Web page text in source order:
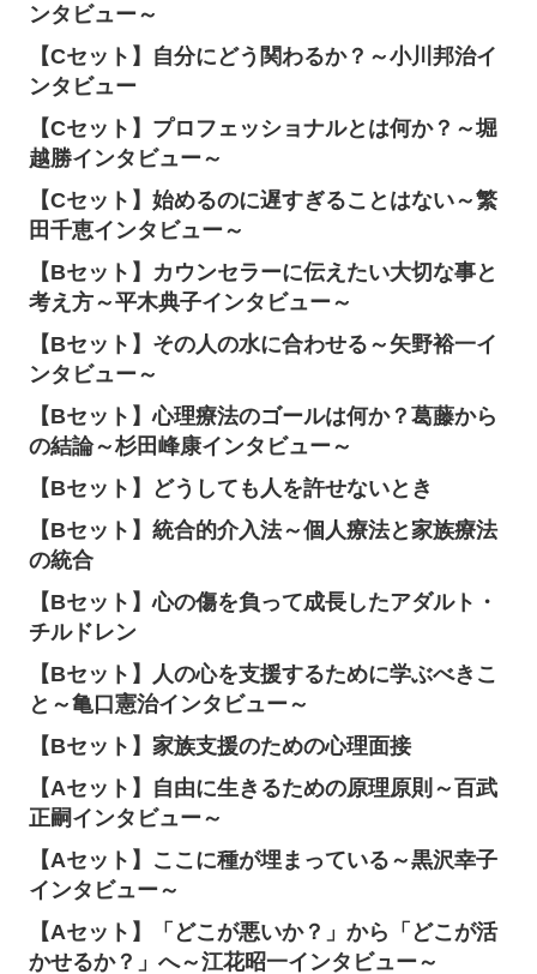
ンタビュー～
【Cセット】自分にどう関わるか？～小川邦治イ
ンタビュー
【Cセット】プロフェッショナルとは何か？～堀
越勝インタビュー～
【Cセット】始めるのに遅すぎることはない～繁
田千恵インタビュー～
【Bセット】カウンセラーに伝えたい大切な事と
考え方～平木典子インタビュー～
【Bセット】その人の水に合わせる～矢野裕一イ
ンタビュー～
【Bセット】心理療法のゴールは何か？葛藤から
の結論～杉田峰康インタビュー～
【Bセット】どうしても人を許せないとき
【Bセット】統合的介入法～個人療法と家族療法
の統合
【Bセット】心の傷を負って成長したアダルト・
チルドレン
【Bセット】人の心を支援するために学ぶべきこ
と～亀口憲治インタビュー～
【Bセット】家族支援のための心理面接
【Aセット】自由に生きるための原理原則～百武
正嗣インタビュー～
【Aセット】ここに種が埋まっている～黒沢幸子
インタビュー～
【Aセット】「どこが悪いか？」から「どこが活
かせるか？」へ～江花昭一インタビュー～